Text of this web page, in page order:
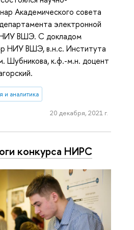
Академического совета
электронной
ВШЭ. C докладом
НИУ ВШЭ, в.н.с. Института
Шубникова, к.ф.-м.н. доцент
и аналитика
20 декабря, 2021 г.
конкурса НИРС